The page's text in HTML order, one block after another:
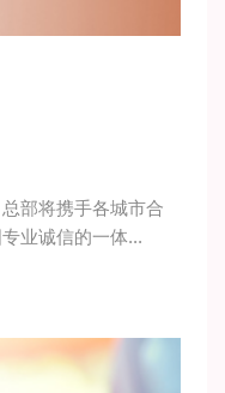
部将携手各城市合
业诚信的一体...